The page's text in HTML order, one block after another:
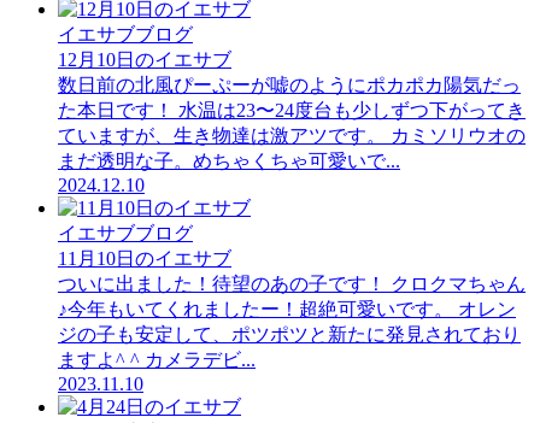
イエサブブログ
12月10日のイエサブ
数日前の北風ぴーぷーが嘘のようにポカポカ陽気だっ
た本日です！ 水温は23〜24度台も少しずつ下がってき
ていますが、生き物達は激アツです。 カミソリウオの
まだ透明な子。めちゃくちゃ可愛いで...
2024.12.10
イエサブブログ
11月10日のイエサブ
ついに出ました！待望のあの子です！ クロクマちゃん
♪今年もいてくれましたー！超絶可愛いです。 オレン
ジの子も安定して、ポツポツと新たに発見されており
ますよ^ ^ カメラデビ...
2023.11.10